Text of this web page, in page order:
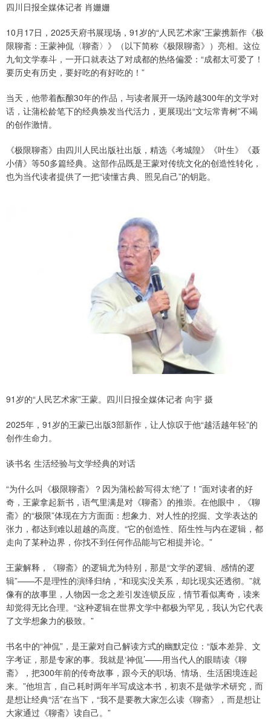
四川日报全媒体记者 肖姗姗
10月17日，2025天府书展现场，91岁的“人民艺术家”王蒙携新作《极
限聊斋：王蒙神侃〈聊斋〉》（以下简称《极限聊斋》）亮相。这位
九旬文学泰斗，一开口就表达了对成都的热络偏爱：“成都太可爱了！
要历史有历史，要好吃的有好吃的！”
当天，他带着酝酿30年的作品，与读者展开一场跨越300年的文学对
话，让蒲松龄笔下的经典焕发当代活力，更展现出“文坛常青树”不竭
的创作激情。
《极限聊斋》由四川人民出版社出版，精选《考城隍》《叶生》《聂
小倩》等50多篇经典。这部作品既是王蒙对传统文化的创造性转化，
也为当代读者提供了一把“读懂古典、照见自己”的钥匙。
91岁的“人民艺术家”王蒙。四川日报全媒体记者 向宇 摄
2025年，91岁的王蒙已出版3部新作，让人惊叹于他“越活越年轻”的
创作生命力。
谈书名 生活经验与文学经典的对话
“为什么叫《极限聊斋》？因为蒲松龄写得太‘绝’了！”面对读者的好
奇，王蒙拿起新书，语气里满是对《聊斋》的推崇。在他眼中，《聊
斋》的“极限”体现在方方面面：想象力、对人性的挖掘、文学表达的
张力，都达到难以超越的高度。“它的创造性、陌生性与内在逻辑，都
走向了某种边界，你找不到任何作品能与它相提并论。”
王蒙解释，《聊斋》的逻辑尤为特别，那是“文学的逻辑、感情的逻
辑”——不是理性的演绎归纳，“和现实没关系，却比现实还透彻。”就
像有的故事里，人物因一念之差引发连锁反应，情节看似离奇，读来
却觉得无比合理。“这种逻辑在世界文学中都极为罕见，我认为它代表
了文学想象力的极致。”
书名中的“神侃”，是王蒙对自己解读方式的幽默定位：“版本差异、文
字考证，那是专家的事。我就是‘神侃’——用当代人的眼睛读《聊
斋》，把300年前的传奇故事，跟今天的职场、情场、生活困境连起
来。”他坦言，自己耗时两年半写成这本书，初衷不是做学术研究，而
是想让经典“活”在当下，“我不是要教大家怎么读《聊斋》，而是想让
大家通过《聊斋》读自己。”